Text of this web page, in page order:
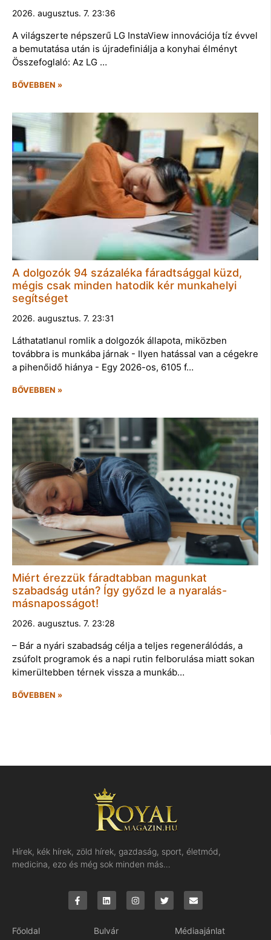
2026. augusztus. 7. 23:36
A világszerte népszerű LG InstaView innovációja tíz évvel
a bemutatása után is újradefiniálja a konyhai élményt
Összefoglaló: Az LG …
BŐVEBBEN »
A dolgozók 94 százaléka fáradtsággal küzd,
mégis csak minden hatodik kér munkahelyi
segítséget
2026. augusztus. 7. 23:31
Láthatatlanul romlik a dolgozók állapota, miközben
továbbra is munkába járnak - Ilyen hatással van a cégekre
a pihenőidő hiánya - Egy 2026-os, 6105 f…
BŐVEBBEN »
Miért érezzük fáradtabban magunkat
szabadság után? Így győzd le a nyaralás-
másnaposságot!
2026. augusztus. 7. 23:28
– Bár a nyári szabadság célja a teljes regenerálódás, a
zsúfolt programok és a napi rutin felborulása miatt sokan
kimerültebben térnek vissza a munkáb…
BŐVEBBEN »
Hírek, kék hírek, zöld hírek, gazdaság, sport, életmód,
medicina, ezo és még sok minden más…
Főoldal Bulvár Médiaajánlat